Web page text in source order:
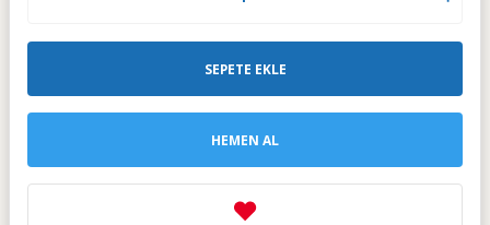
SEPETE EKLE
HEMEN AL